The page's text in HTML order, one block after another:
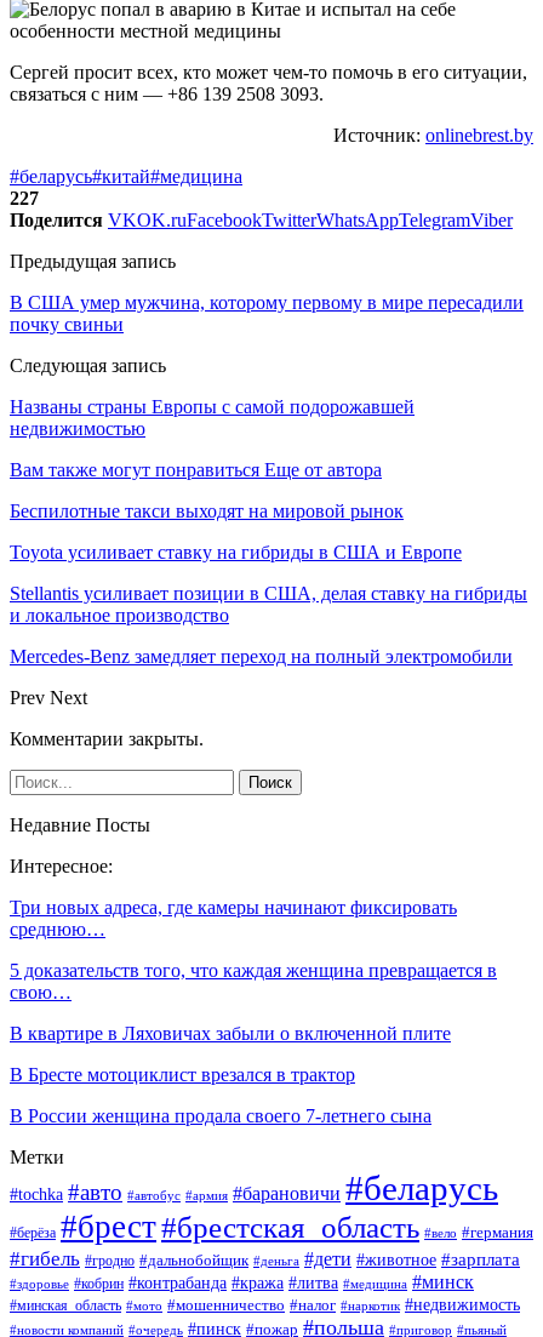
Сергей просит всех, кто может чем-то помочь в его ситуации,
связаться с ним — +86 139 2508 3093.
Источник: onlinebrest.by
#беларусь#китай#медицина
227
Поделится VKOK.ruFacebookTwitterWhatsAppTelegramViber
Предыдущая запись
В США умер мужчина, которому первому в мире пересадили
почку свиньи
Следующая запись
Названы страны Европы с самой подорожавшей
недвижимостью
Вам также могут понравиться Еще от автора
Беспилотные такси выходят на мировой рынок
Toyota усиливает ставку на гибриды в США и Европе
Stellantis усиливает позиции в США, делая ставку на гибриды
и локальное производство
Mercedes-Benz замедляет переход на полный электромобили
Prev Next
Комментарии закрыты.
Недавние Посты
Интересное:
Три новых адреса, где камеры начинают фиксировать
среднюю…
5 доказательств того, что каждая женщина превращается в
свою…
В квартире в Ляховичах забыли о включенной плите
В Бресте мотоциклист врезался в трактор
В России женщина продала своего 7-летнего сына
Метки
#tochka #авто #автобус #армия #барановичи #беларусь
#берёза #брест#брестская_область #вело #германия
#гибель #гродно #дальнобойщик #деньга #дети #животное #зарплата
#здоровье #кобрин #контрабанда #кража #литва #медицина #минск
#минская_область #мото #мошенничество #налог #наркотик #недвижимость
#новости компаний #очередь #пинск #пожар #польша #приговор #пьяный